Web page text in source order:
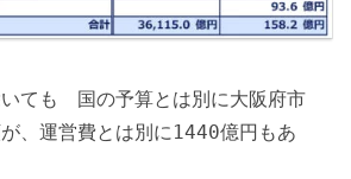
ても　国の予算とは別に大阪府市
、運営費とは別に1440億円もあ